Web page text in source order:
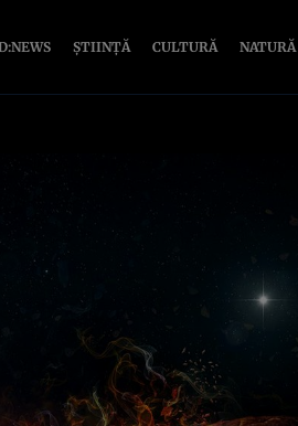
ȘTIINȚĂ CULTURĂ NATURĂ